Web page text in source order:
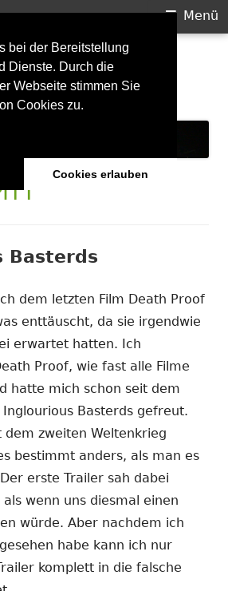
bei der Bereitstellung
Dienste. Durch die
Webseite stimmen Sie
Cookies zu.
Cookies erlauben
Starkilla
und mehr
Menü
Basterds
dem letzten Film Death Proof
enttäuscht, da sie irgendwie
erwartet hatten. Ich
Proof, wie fast alle Filme
hatte mich schon seit dem
Basterds gefreut.
dem zweiten Weltenkrieg
bestimmt anders, als man es
erste Trailer sah dabei
wenn uns diesmal einen
würde. Aber nachdem ich
habe kann ich nur
komplett in die falsche